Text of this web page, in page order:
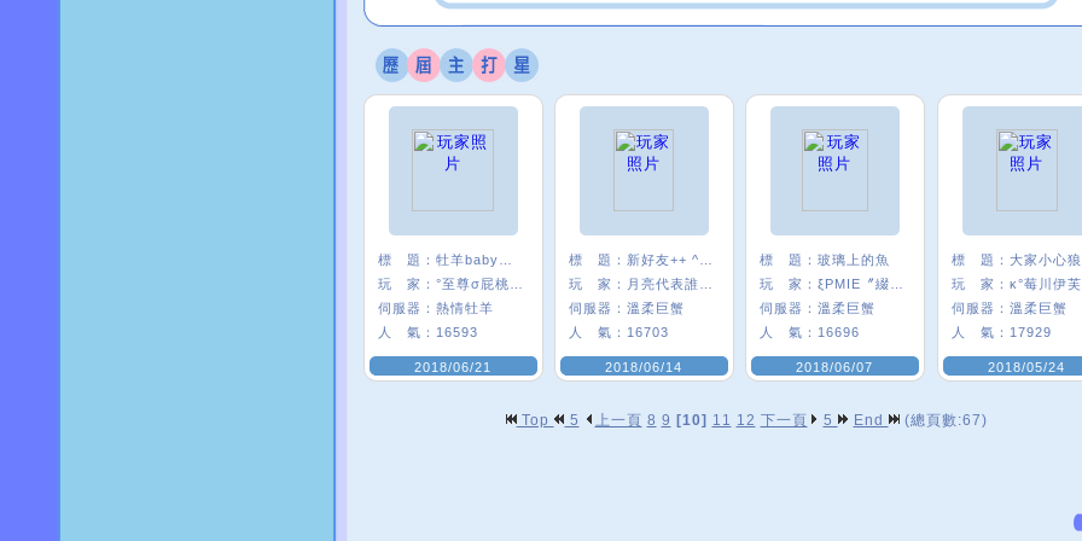
標 題：
玩 家：
伺服器： 熱情牡羊
人 氣： 16593
2018/06/21
標 題：
玩 家：
伺服器： 溫柔巨蟹
人 氣： 16703
2018/06/14
標 題： 玻璃上的魚
玩 家：
伺服器： 溫柔巨蟹
人 氣： 16696
2018/06/07
標 題：
玩 家： κ°莓川伊
伺服器： 溫柔巨蟹
人 氣： 17929
2018/05/24
Top 5 上一頁 8 9 [10] 11 12 下一頁 5 End (總頁數:67)